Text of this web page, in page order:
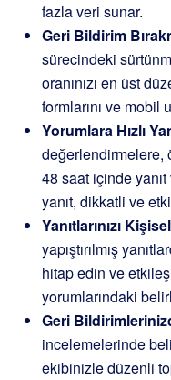
fazla veri sunar.
Geri Bildirim
sürecindeki
oranınızı en üst
formlarını ve mobil
Yorumlara Hızlı
değerlendirmelere,
48 saat içinde
yanıt, dikkatli ve
Yanıtlarınızı
yapıştırılmış
hitap edin ve
yorumlarındaki
Geri
incelemelerinde
ekibinizle düzenli